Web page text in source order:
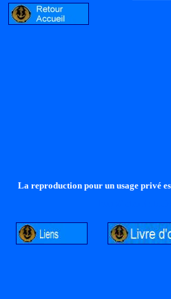
La reproduction pour un usage privé